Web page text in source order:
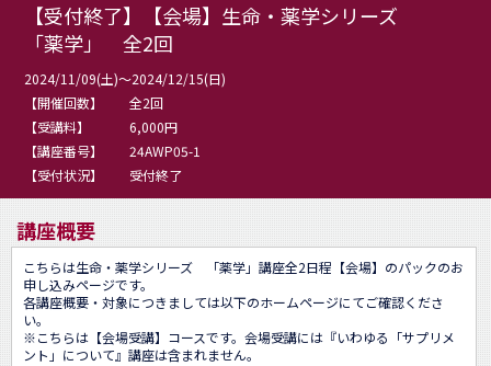
【受付終了】【会場】生命・薬学シリーズ
「薬学」 全2回
2024/11/09(土)～2024/12/15(日)
【開催回数】
全2回
【受講料】
6,000円
【講座番号】
24AWP05-1
【受付状況】
受付終了
講座概要
こちらは生命・薬学シリーズ　「薬学」講座全2日程【会場】のパックのお
申し込みページです。
各講座概要・対象につきましては以下のホームページにてご確認くださ
い。
※こちらは【会場受講】コースです。会場受講には『いわゆる「サプリメ
ント」について』講座は含まれません。